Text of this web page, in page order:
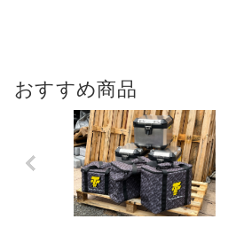
おすすめ商品
Previo
us